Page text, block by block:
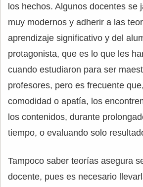
los hechos. Algunos docentes se
muy modernos y adherir a las
aprendizaje significativo y del
protagonista, que es lo que les
cuando estudiaron para ser
profesores, pero es frecuente
comodidad o apatía, los
los contenidos, durante
tiempo, o evaluando solo
Tampoco saber teorías asegura
docente, pues es necesario